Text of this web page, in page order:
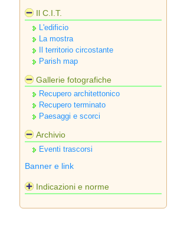
Il C.I.T.
L'edificio
La mostra
Il territorio circostante
Parish map
Gallerie fotografiche
Recupero architettonico
Recupero terminato
Paesaggi e scorci
Archivio
Eventi trascorsi
Banner e link
Indicazioni e norme